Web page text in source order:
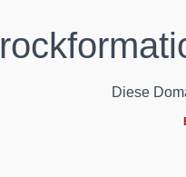
Diese